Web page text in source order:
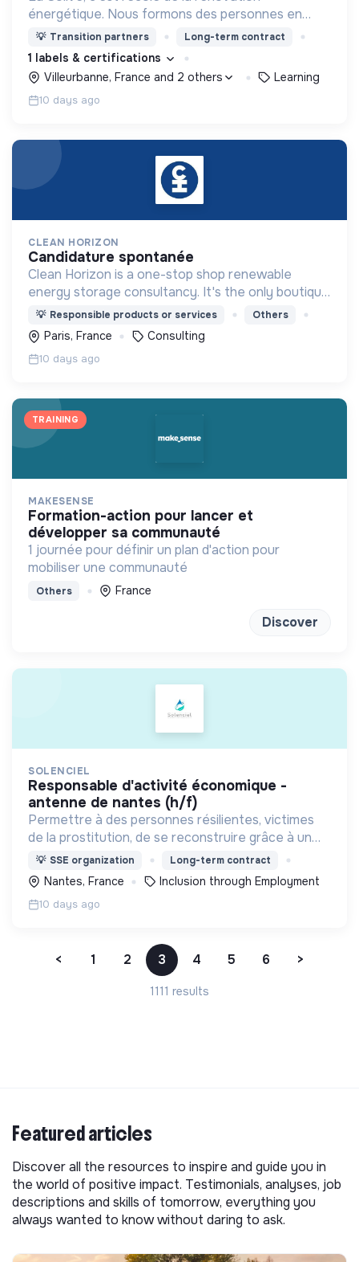
énergétique. Nous formons des personnes en
reconversion aux métiers de la rénovation
énergétique : chefs de projet, installateurs de
pompe à chaleur, etc.
💡 Transition partners Long-term contract
1 labels & certifications
Villeurbanne, France and 2 others
Learning
10 days ago
CLEAN HORIZON
candidature spontanée
Clean Horizon is a one-stop shop renewable
energy storage consultancy. It's the only boutique
consultancy to offer both market analysis and
technical consultancy on storage and hydrogen
projects.
💡 Responsible products or services Others
Paris, France Consulting
10 days ago
TRAINING
MAKESENSE
formation-action pour lancer et
développer sa communauté
1 journée pour définir un plan d'action pour
mobiliser une communauté
Others France
Discover
SOLENCIEL
responsable d'activité économique -
antenne de nantes (h/f)
Permettre à des personnes résilientes, victimes
de la prostitution, de se reconstruire grâce à un
parcours d’insertion sociale et professionnelle
adapté
💡 SSE organization Long-term contract
Nantes, France Inclusion through Employment
10 days ago
< 1 2 3 4 5 6 >
1111 results
Featured articles
Discover all the resources to inspire and guide you in
the world of positive impact. Testimonials, analyses, job
descriptions and skills of tomorrow, everything you
always wanted to know without daring to ask.